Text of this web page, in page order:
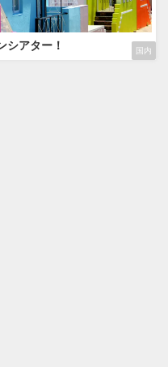
国内
シアター！